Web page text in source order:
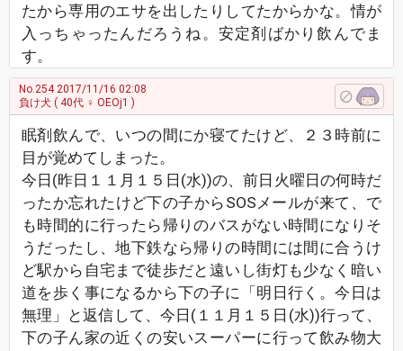
たから専用のエサを出したりしてたからかな。情が
入っちゃったんだろうね。安定剤ばかり飲んでま
す。
No.2542017/11/16 02:08
負け犬 ( 40代 ♀ OEOj1 )
眠剤飲んで、いつの間にか寝てたけど、２３時前に
目が覚めてしまった。
今日(昨日１１月１５日(水))の、前日火曜日の何時だ
ったか忘れたけど下の子からSOSメールが来て、で
も時間的に行ったら帰りのバスがない時間になりそ
うだったし、地下鉄なら帰りの時間には間に合うけ
ど駅から自宅まで徒歩だと遠いし街灯も少なく暗い
道を歩く事になるから下の子に「明日行く。今日は
無理」と返信して、今日(１１月１５日(水))行って、
下の子ん家の近くの安いスーパーに行って飲み物大